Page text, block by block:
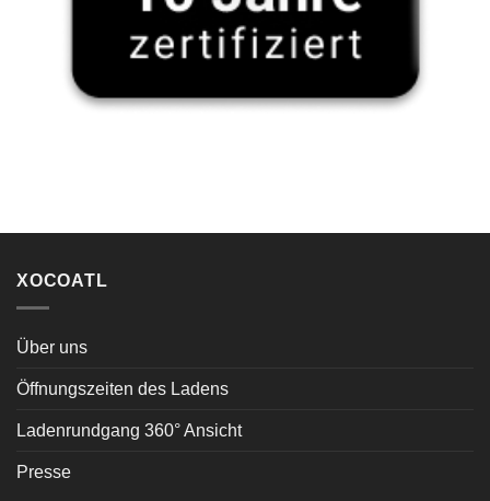
XOCOATL
Über uns
Öffnungszeiten des Ladens
Ladenrundgang 360° Ansicht
Presse